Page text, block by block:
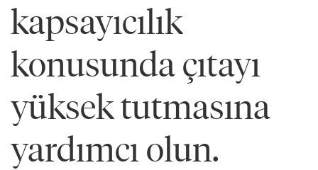
kapsayıcılık
konusunda çıtayı
yüksek tutmasına
yardımcı olun.